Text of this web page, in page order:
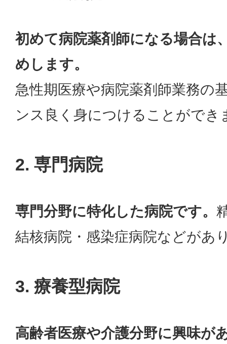
初めて病院薬剤師になる場合は
めします。
急性期医療や病院薬剤師業務の
ンス良く身につけることができ
2. 専門病院
専門分野に特化した病院です。
結核病院・感染症病院などがあ
3. 療養型病院
高齢者医療や介護分野に興味が